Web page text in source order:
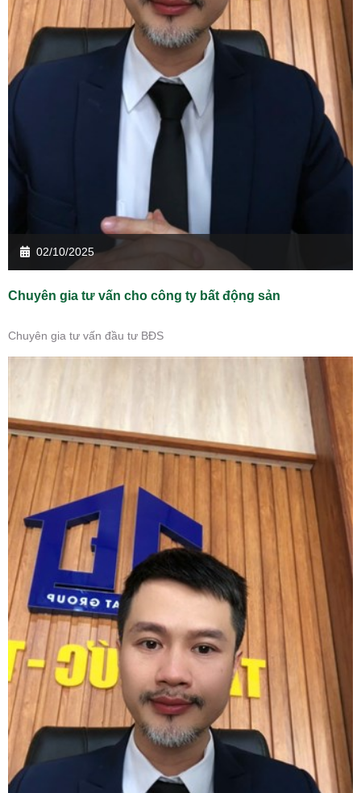
02/10/2025
Chuyên gia tư vấn cho công ty bất động sản
Chuyên gia tư vấn đầu tư BĐS